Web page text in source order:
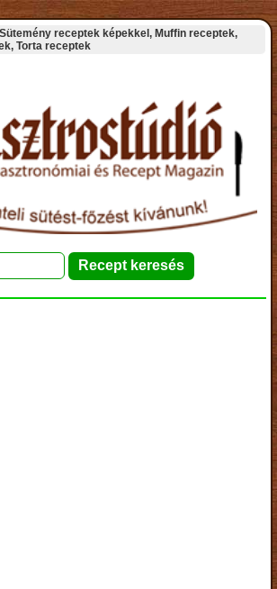
receptek képekkel, Muffin receptek,
Torta receptek